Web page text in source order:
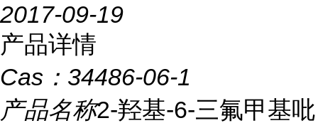
2017-09-19
产品详情
Cas： 34486-06-1
产品名称2-羟基-6-三氟甲基吡